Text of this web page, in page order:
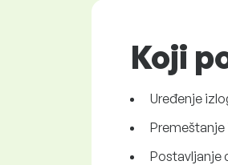
Koji
Uređenje
Premeštanje
Postavljanje